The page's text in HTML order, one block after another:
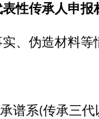
性传承人申报
、伪造材料
谱系(传承三代